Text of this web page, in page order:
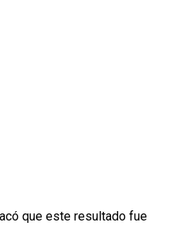
que este resultado fue